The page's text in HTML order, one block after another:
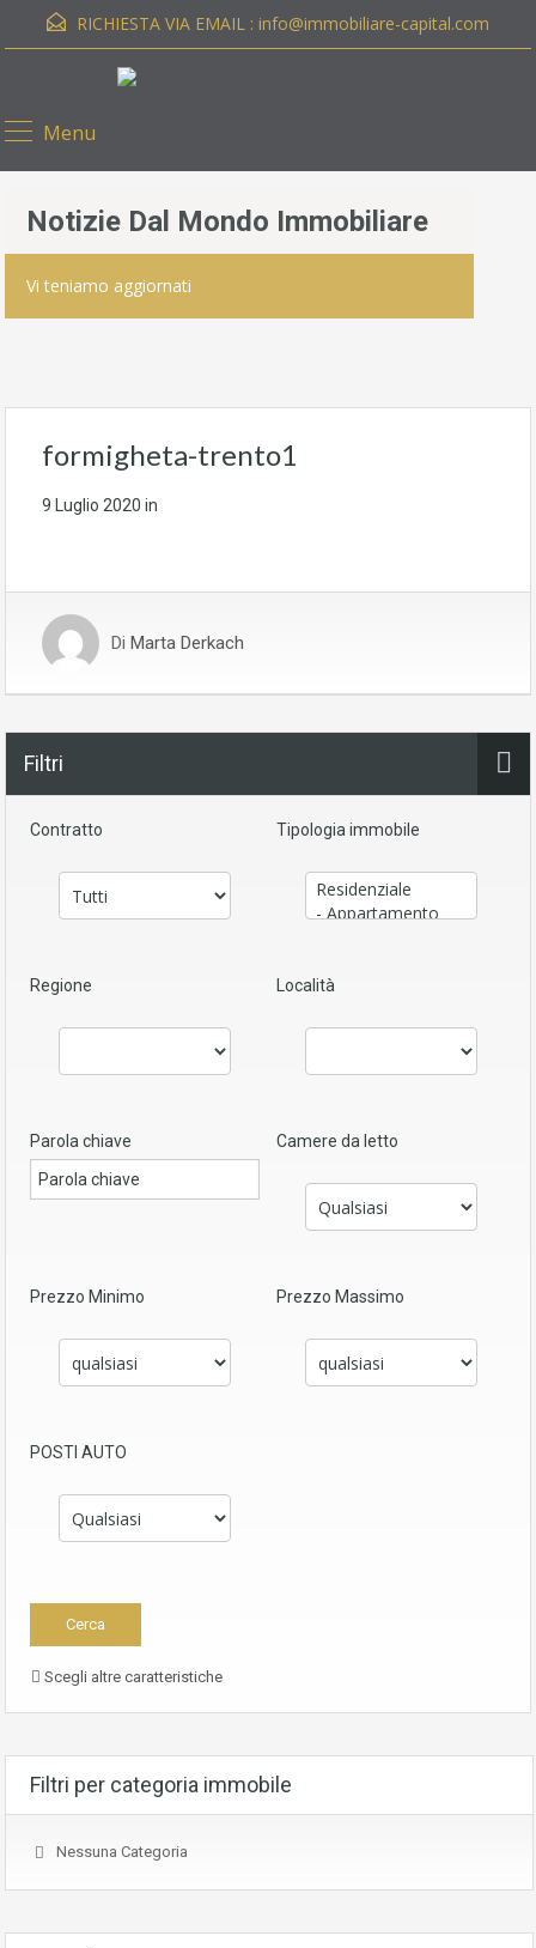
RICHIESTA VIA EMAIL : info@immobiliare-capital.com
Menu
Notizie Dal Mondo Immobiliare
Vi teniamo aggiornati
formigheta-trento1
9 Luglio 2020 in
Di Marta Derkach
Filtri
Contratto Tipologia immobile
Regione Località
Parola chiave Camere da letto
Prezzo Minimo Prezzo Massimo
POSTI AUTO
Scegli altre caratteristiche
Filtri per categoria immobile
Nessuna Categoria